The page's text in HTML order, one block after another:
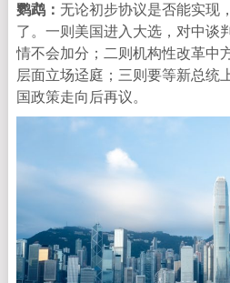
鹦鹉： 无论初步协议是否能实现
了。一则美国进入大选，对中谈
情不会加分；二则机构性改革中
层面立场迳庭；三则要等新总统
国政策走向后再议。